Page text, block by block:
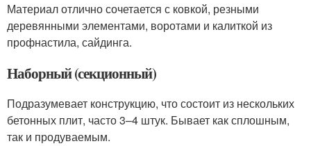
Материал отлично сочетается с ковкой, резными
деревянными элементами, воротами и калиткой из
профнастила, сайдинга.
Наборный (секционный)
Подразумевает конструкцию, что состоит из нескольких
бетонных плит, часто 3–4 штук. Бывает как сплошным,
так и продуваемым.